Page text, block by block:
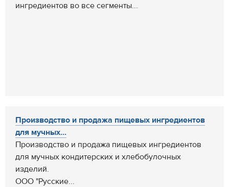
ингредиентов во все сегменты...
Производство и продажа пищевых ингредиентов
для мучных...
Производство и продажа пищевых ингредиентов
для мучных кондитерских и хлебобулочных
изделий.
ООО "Русские...